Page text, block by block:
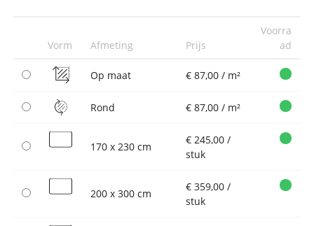
Vorm Afmeting Prijs
Voorra
ad
Op maat € 87,00 / m²
Rond € 87,00 / m²
170 x 230 cm
€ 245,00 /
stuk
200 x 300 cm
€ 359,00 /
stuk